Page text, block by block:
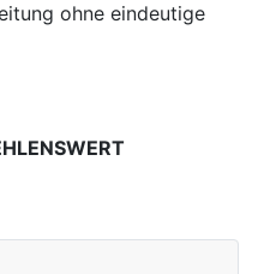
ohne eindeutige